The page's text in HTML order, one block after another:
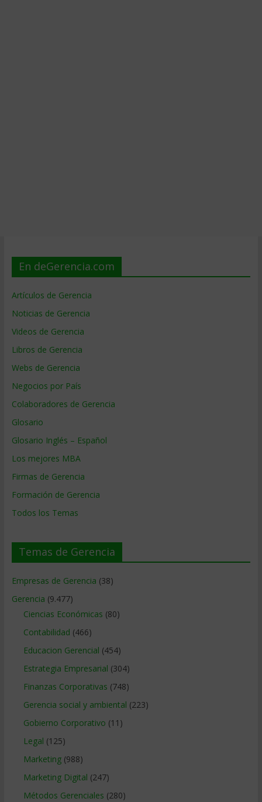
En deGerencia.com
Artículos de Gerencia
Noticias de Gerencia
Videos de Gerencia
Libros de Gerencia
Webs de Gerencia
Negocios por País
Colaboradores de Gerencia
Glosario
Glosario Inglés – Español
Los mejores MBA
Firmas de Gerencia
Formación de Gerencia
Todos los Temas
Temas de Gerencia
Empresas de Gerencia (38)
Gerencia (9.477)
Ciencias Económicas (80)
Contabilidad (466)
Educacion Gerencial (454)
Estrategia Empresarial (304)
Finanzas Corporativas (748)
Gerencia social y ambiental (223)
Gobierno Corporativo (11)
Legal (125)
Marketing(988)
Marketing Digital (247)
Métodos Gerenciales (280)